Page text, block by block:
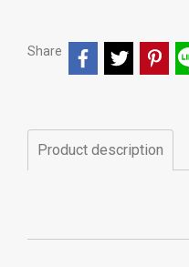
Share
Product description